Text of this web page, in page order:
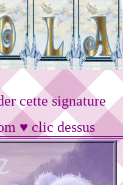
cette signature
♥ clic dessus